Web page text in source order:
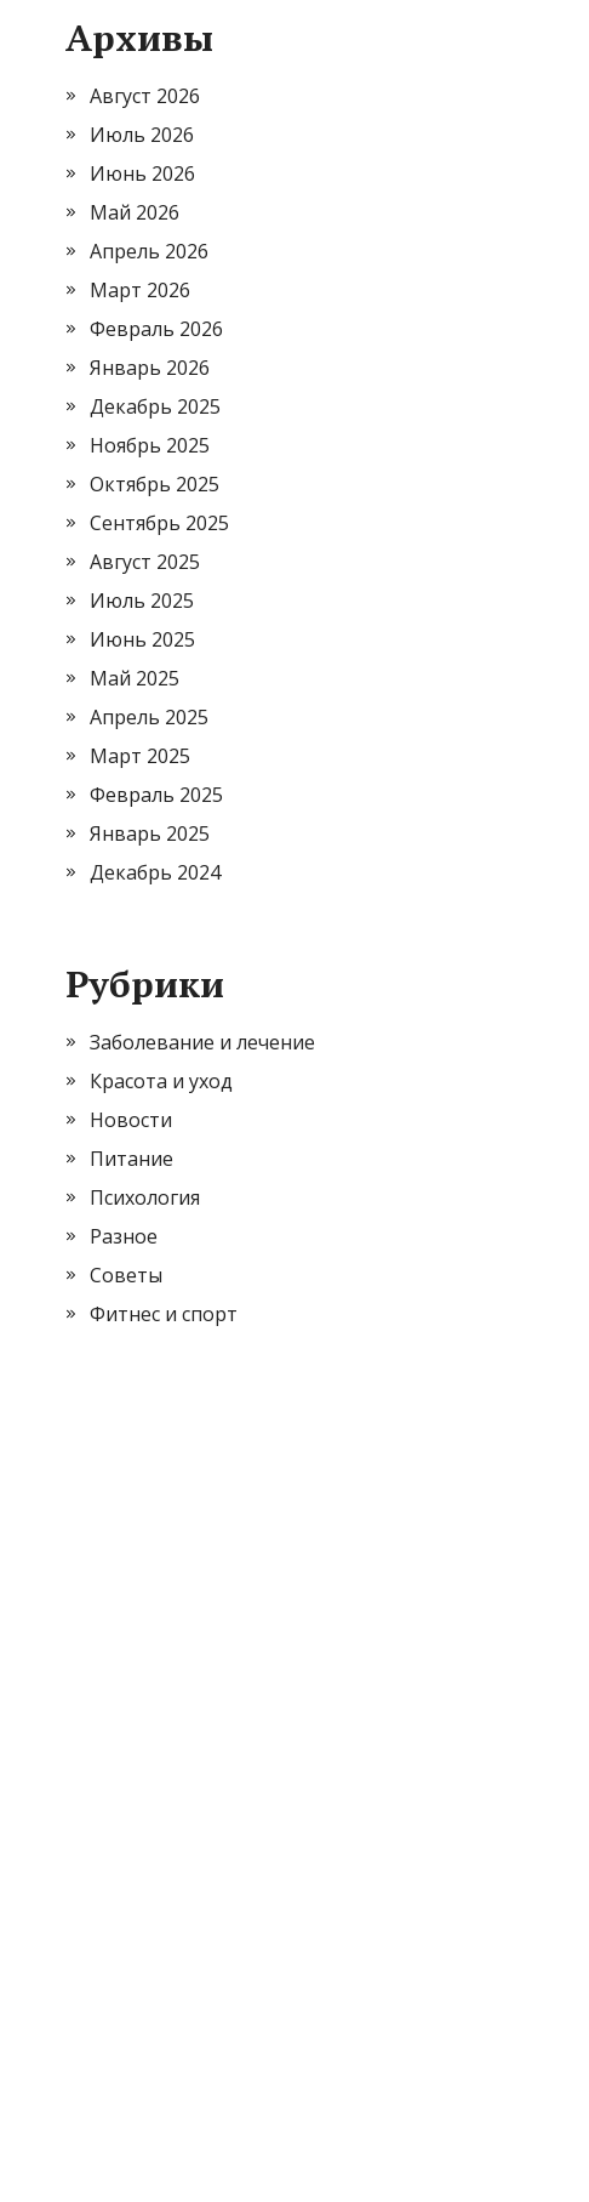
Архивы
Август 2026
Июль 2026
Июнь 2026
Май 2026
Апрель 2026
Март 2026
Февраль 2026
Январь 2026
Декабрь 2025
Ноябрь 2025
Октябрь 2025
Сентябрь 2025
Август 2025
Июль 2025
Июнь 2025
Май 2025
Апрель 2025
Март 2025
Февраль 2025
Январь 2025
Декабрь 2024
Рубрики
Заболевание и лечение
Красота и уход
Новости
Питание
Психология
Разное
Советы
Фитнес и спорт